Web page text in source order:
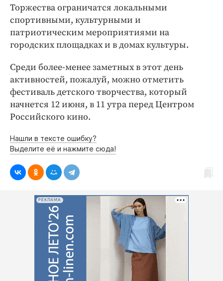
Торжества ограничатся локальными
спортивными, культурными и
патриотическим мероприятиями на
городских площадках и в домах культуры.
Среди более-менее заметных в этот день
активностей, пожалуй, можно отметить
фестиваль детского творчества, который
начнется 12 июня, в 11 утра перед Центром
Российского кино.
Нашли в тексте ошибку?
Выделите её и нажмите сюда!
РЕКЛАМА